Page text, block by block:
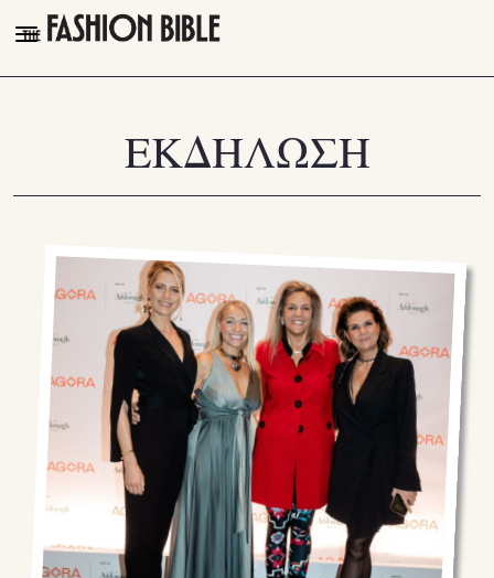
THE FASHION BIBLE
PLEASURES
VIDEOS
FOLLOW
Facebook
Instagram
Youtube
TikTok
X(Twitter)
ΕΚΔΗΛΩΣΗ